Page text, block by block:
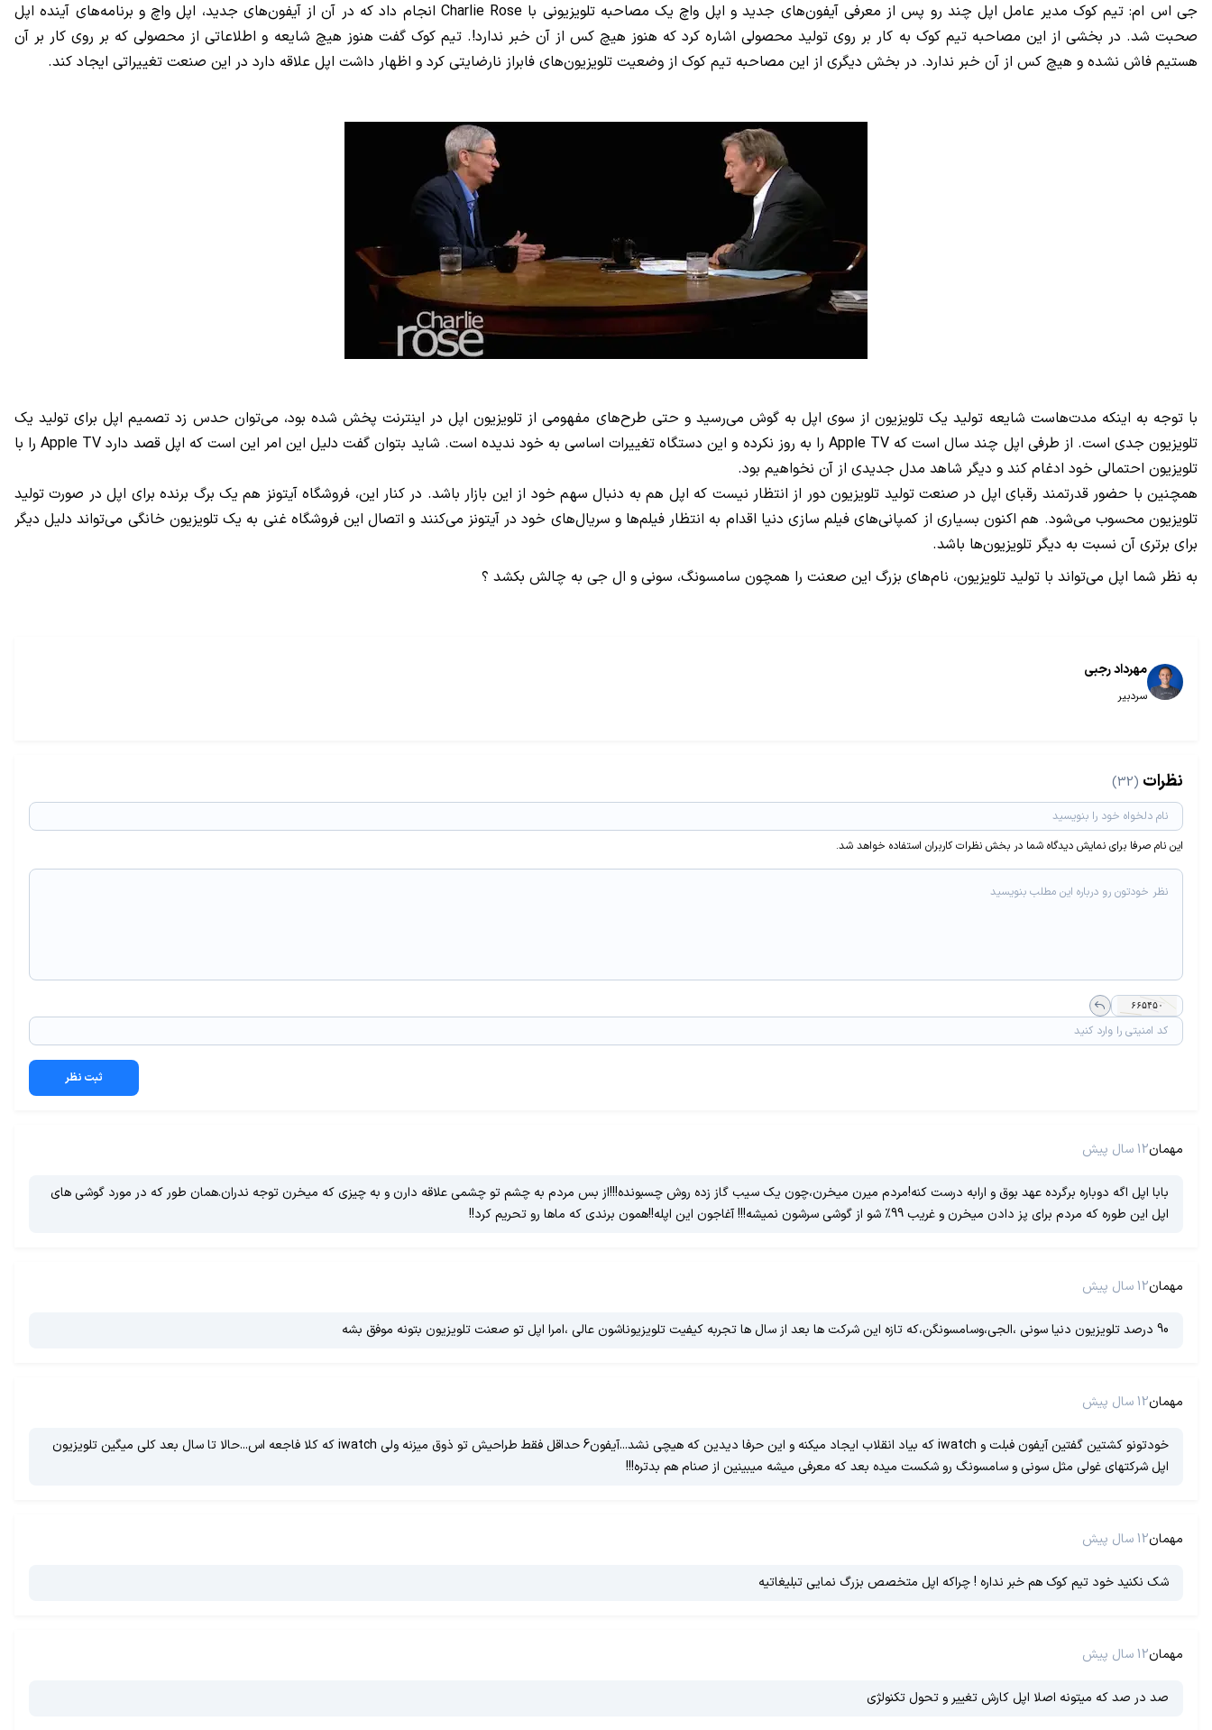
جی اس ام: تیم کوک مدیر عامل اپل چند رو پس از معرفی آیفون‌های جدید و اپل واچ یک مصاحبه تلویزیونی با Charlie Rose انجام داد که در آن از آیفون‌های جدید، اپل واچ و برنامه‌های آینده اپل
صحبت شد. در بخشی از این مصاحبه تیم کوک به کار بر روی تولید محصولی اشاره کرد که هنوز هیچ کس از آن خبر ندارد!. تیم کوک گفت هنوز هیچ شایعه و اطلاعاتی از محصولی که بر روی کار بر آن
هستیم فاش نشده و هیچ کس از آن خبر ندارد. در بخش دیگری از این مصاحبه تیم کوک از وضعیت تلویزیون‌های فابراز نارضایتی کرد و اظهار داشت اپل علاقه دارد در این صنعت تغییراتی ایجاد کند.
با توجه به اینکه مدت‌هاست شایعه تولید یک تلویزیون از سوی اپل به گوش می‌رسید و حتی طرح‌های مفهومی از تلویزیون اپل در اینترنت پخش شده بود، می‌توان حدس زد تصمیم اپل برای تولید یک
تلویزیون جدی است. از طرفی اپل چند سال است که Apple TV را به روز نکرده و این دستگاه تغییرات اساسی به خود ندیده است. شاید بتوان گفت دلیل این امر این است که اپل قصد دارد Apple TV را با
تلویزیون احتمالی خود ادغام کند و دیگر شاهد مدل جدیدی از آن نخواهیم بود.
همچنین با حضور قدرتمند رقبای اپل در صنعت تولید تلویزیون دور از انتظار نیست که اپل هم به دنبال سهم خود از این بازار باشد. در کنار این، فروشگاه آیتونز هم یک برگ برنده برای اپل در صورت تولید
تلویزیون محسوب می‌شود. هم اکنون بسیاری از کمپانی‌های فیلم سازی دنیا اقدام به انتظار فیلم‌ها و سریال‌های خود در آیتونز می‌کنند و اتصال این فروشگاه غنی به یک تلویزیون خانگی می‌تواند دلیل دیگر
برای برتری آن نسبت به دیگر تلویزیون‌ها باشد.
به نظر شما اپل می‌تواند با تولید تلویزیون، نام‌های بزرگ این صعنت را همچون سامسونگ، سونی و ال جی به چالش بکشد ؟
مهرداد رجبی
سردبیر
نظرات (32)
این نام صرفا برای نمایش دیدگاه شما در بخش نظرات کاربران استفاده خواهد شد.
ثبت نظر
مهمان12 سال پیش
بابا اپل اگه دوباره برگرده عهد بوق و ارابه درست کنه!مردم میرن میخرن،چون یک سیب گاز زده روش چسبونده!!!از بس مردم به چشم تو چشمی علاقه دارن و به چیزی که میخرن توجه ندران.همان طور که در مورد گوشی های
اپل این طوره که مردم برای پز دادن میخرن و غریب 99% شو از گوشی سرشون نمیشه!!! آغاجون این اپله!!همون برندی که ماها رو تحریم کرد!!
مهمان12 سال پیش
90 درصد تلویزیون دنیا سونی ،الجی،وسامسونگن،که تازه این شرکت ها بعد از سال ها تجربه کیفیت تلویزیوناشون عالی ،امرا اپل تو صعنت تلویزیون بتونه موفق بشه
مهمان12 سال پیش
خودتونو کشتین گفتین آیفون فبلت و iwatch که بیاد انقلاب ایجاد میکنه و این حرفا دیدین که هیچی نشد...آیفون6 حداقل فقط طراحیش تو ذوق میزنه ولی iwatch که کلا فاجعه اس...حالا تا سال بعد کلی میگین تلویزیون
اپل شرکتهای غولی مثل سونی و سامسونگ رو شکست میده بعد که معرفی میشه میبینین از صنام هم بدتره!!!
مهمان12 سال پیش
شک نکنید خود تیم کوک هم خبر نداره ! چراکه اپل متخصص بزرگ نمایی تبلیغاتیه
مهمان12 سال پیش
صد در صد که میتونه اصلا اپل کارش تغییر و تحول تکنولژی